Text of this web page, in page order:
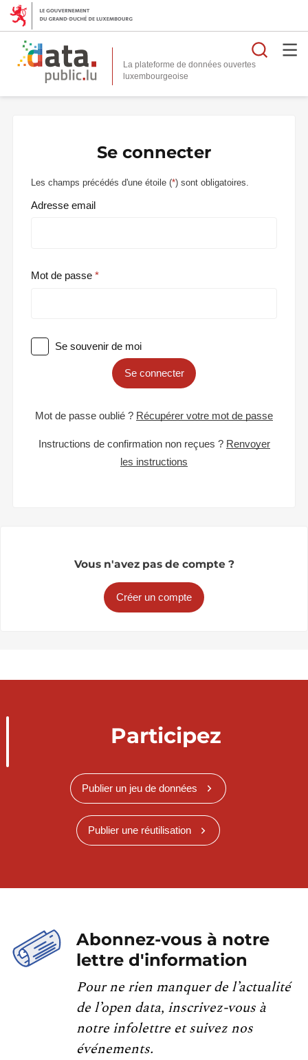
La plateforme de données ouvertes
Se connecter
Les champs précédés d'une étoile (*) sont obligatoires.
Adresse email
Mot de passe
Se souvenir de moi
Se connecter
Mot de passe oublié ? Récupérer votre mot de passe
Instructions de confirmation non reçues ? Renvoyer
les instructions
Vous n'avez pas de compte ?
Créer un compte
Participez
Publier un jeu de données
Publier une réutilisation
Abonnez-vous à notre
lettre d'information
Pour ne rien manquer de l’actualité
de l’open data, inscrivez-vous à
notre infolettre et suivez nos
événements.